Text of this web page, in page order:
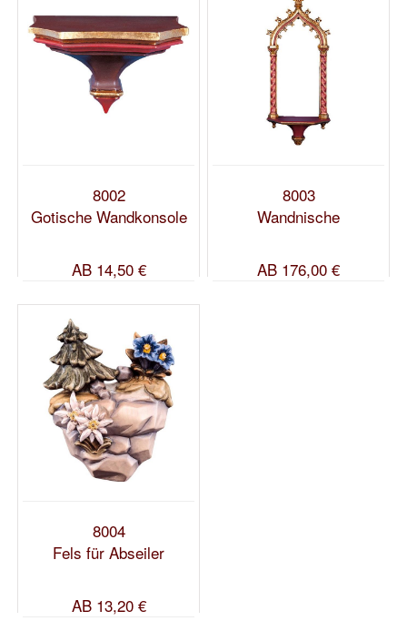
8002
Gotische Wandkonsole
AB14,50 €
8003
Wandnische
AB 176,00 €
8004
Fels für Abseiler
AB13,20 €